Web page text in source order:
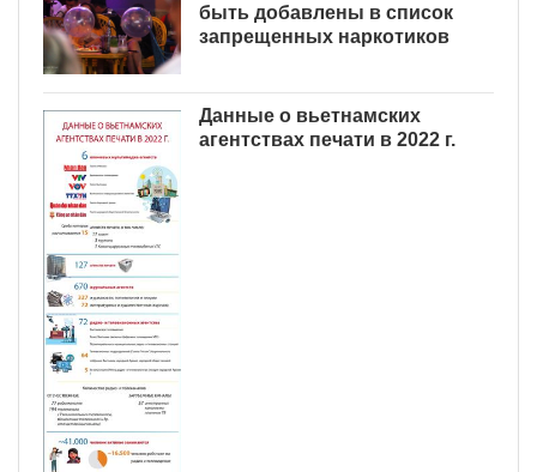
быть добавлены в список
запрещенных наркотиков
Данные о вьетнамских
агентствах печати в 2022 г.